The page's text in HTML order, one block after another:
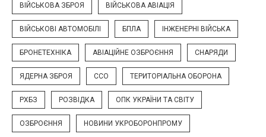
ВІЙСЬКОВА ЗБРОЯ ВІЙСЬКОВА АВІАЦІЯ
ВІЙСЬКОВІ АВТОМОБІЛІ БПЛА ІНЖЕНЕРНІ ВІЙСЬКА
БРОНЕТЕХНІКА АВІАЦІЙНЕ ОЗБРОЄННЯ СНАРЯДИ
ЯДЕРНА ЗБРОЯ ССО ТЕРИТОРІАЛЬНА ОБОРОНА
РХБЗ РОЗВІДКА ОПК УКРАЇНИ ТА СВІТУ
ОЗБРОЄННЯ НОВИНИ УКРОБОРОНПРОМУ